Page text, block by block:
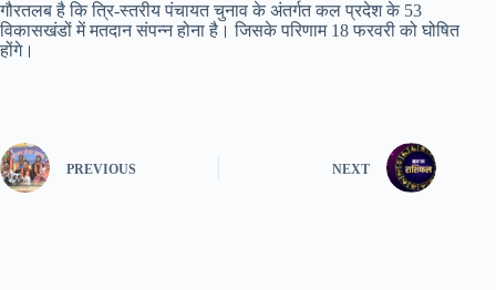
गौरतलब है कि त्रि-स्तरीय पंचायत चुनाव के अंतर्गत कल प्रदेश के 53
विकासखंडों में मतदान संपन्न होना है। जिसके परिणाम 18 फरवरी को घोषित
होंगे।
PREVIOUS NEXT